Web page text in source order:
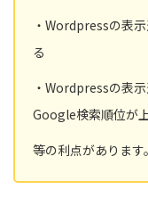
・Wordpressの表
る
・Wordpressの表
Google検索順位が
等の利点があります。